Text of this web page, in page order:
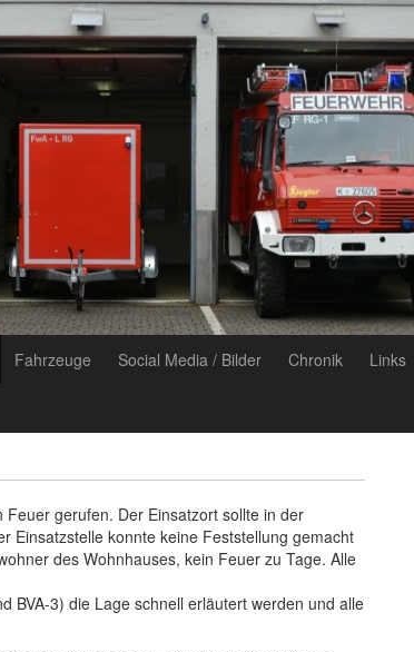
Fahrzeuge Social Media / Bilder Chronik Links
gerufen. Der Einsatzort sollte in der
Einsatzstelle konnte keine Feststellung gemacht
des Wohnhauses, kein Feuer zu Tage. Alle
BVA-3) die Lage schnell erläutert werden und alle